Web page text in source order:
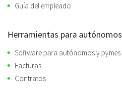
Guía del empleado
Herramientas para autónomos
Software para autónomos y pymes
Facturas
Contratos